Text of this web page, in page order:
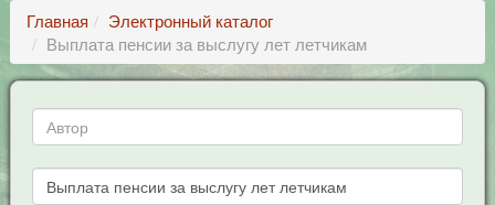
Главная
Электронный каталог
Выплата пенсии за выслугу лет летчикам